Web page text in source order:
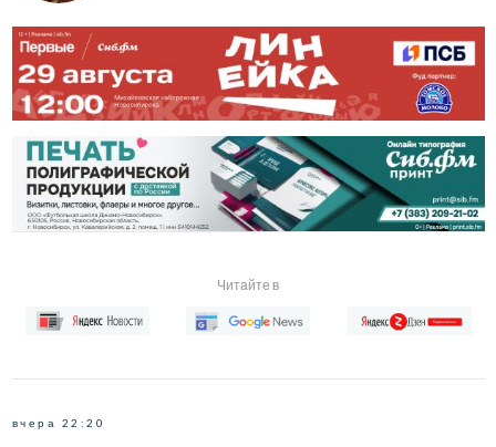
Читайте в
вчера 22:20